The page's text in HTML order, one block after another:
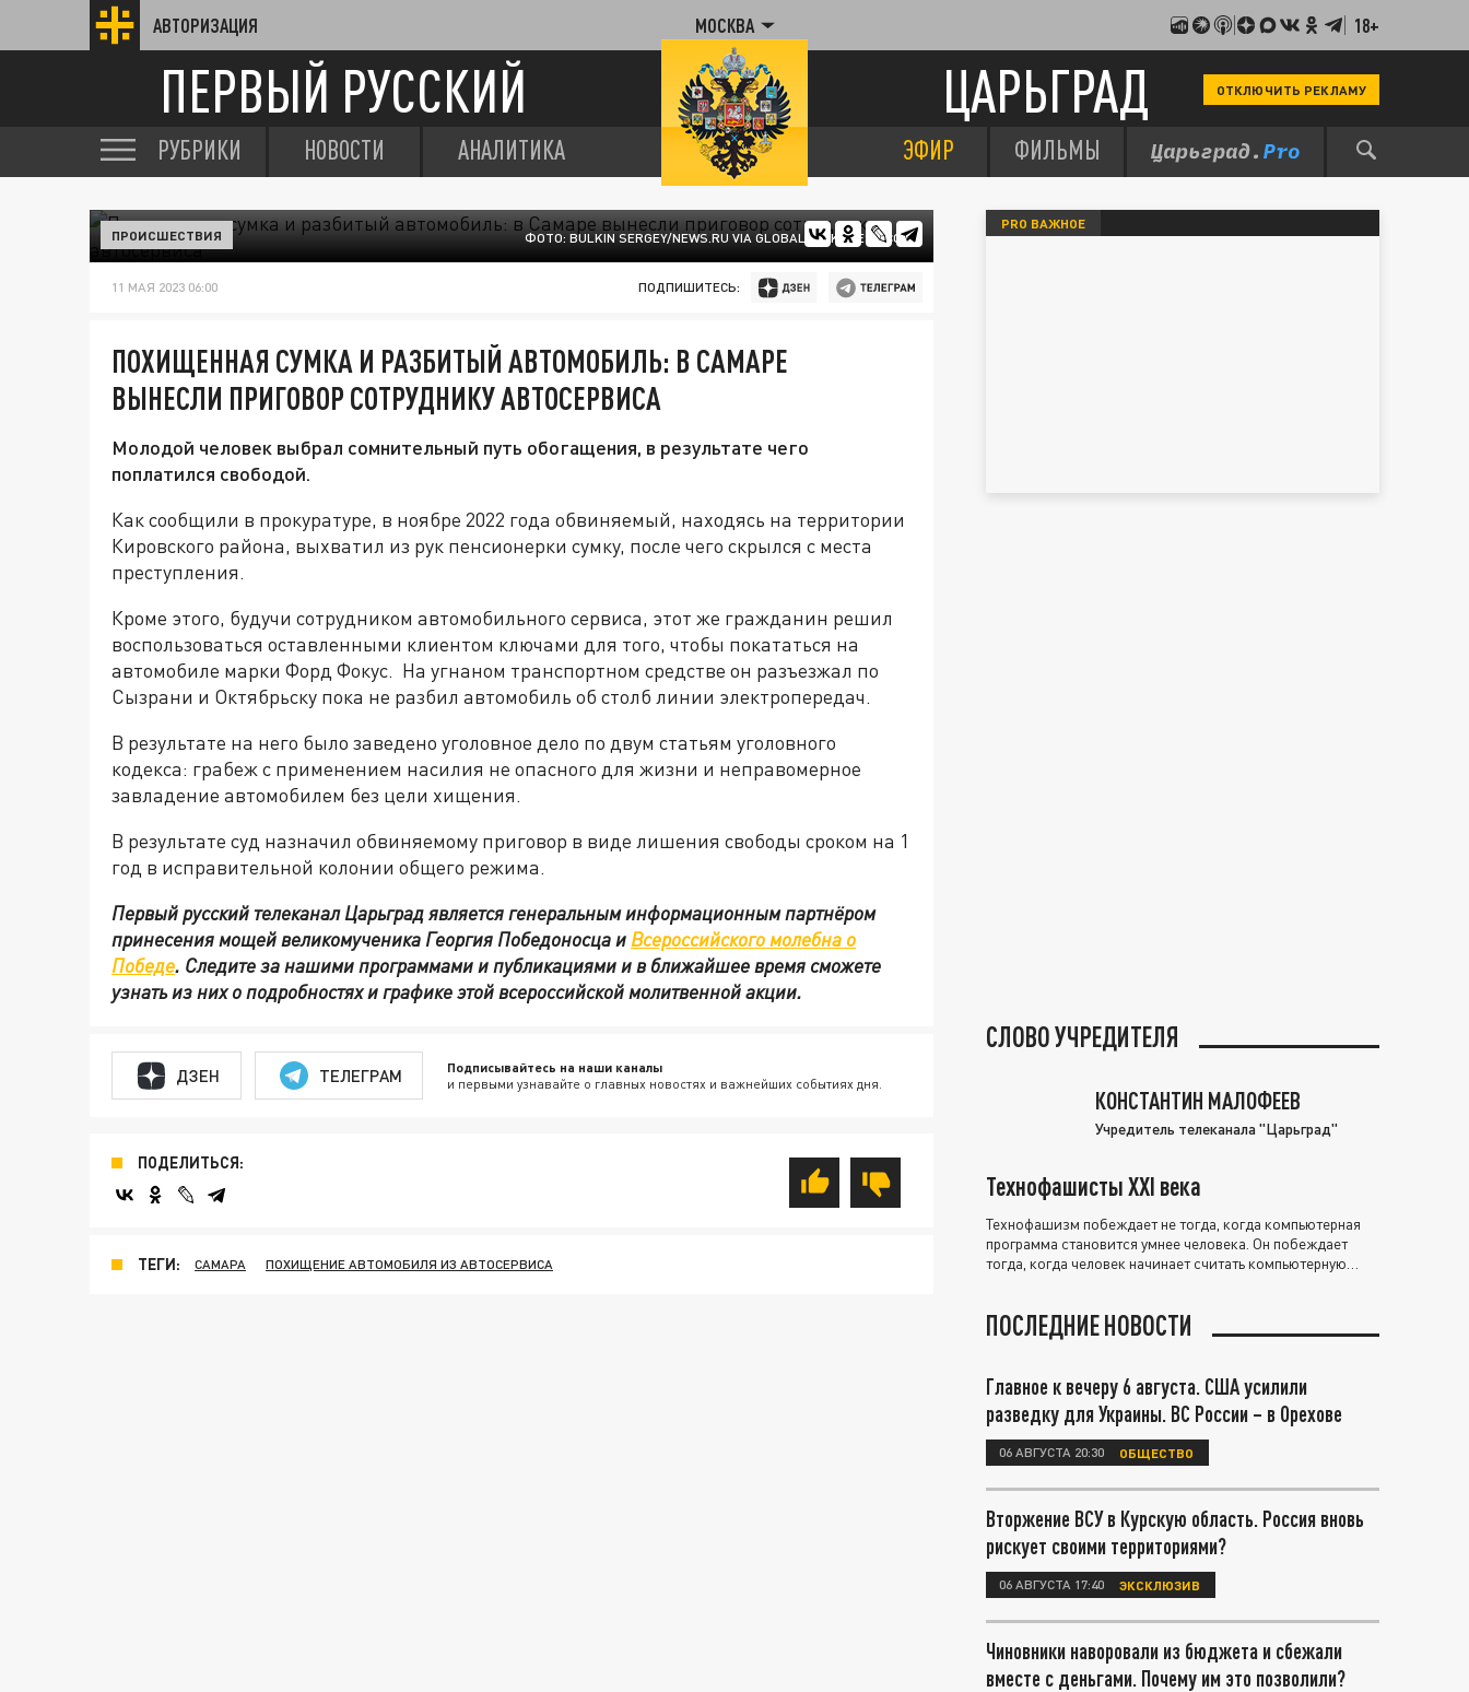
АВТОРИЗАЦИЯ МОСКВА 18+
ПЕРВЫЙ РУССКИЙ ЦАРЬГРАД ОТКЛЮЧИТЬ РЕКЛАМУ
РУБРИКИ НОВОСТИ АНАЛИТИКА ЭФИР ФИЛЬМЫ
ФОТО: BULKIN SERGEY/NEWS.RU VIA GLOBALLOOKPRESS.COM
ПРОИСШЕСТВИЯ
11 МАЯ 2023 06:00 ПОДПИШИТЕСЬ:
ПОХИЩЕННАЯ СУМКА И РАЗБИТЫЙ АВТОМОБИЛЬ: В САМАРЕ
ВЫНЕСЛИ ПРИГОВОР СОТРУДНИКУ АВТОСЕРВИСА
Молодой человек выбрал сомнительный путь обогащения, в результате чего
поплатился свободой.
Как сообщили в прокуратуре, в ноябре 2022 года обвиняемый, находясь на территории
Кировского района, выхватил из рук пенсионерки сумку, после чего скрылся с места
преступления.
Кроме этого, будучи сотрудником автомобильного сервиса, этот же гражданин решил
воспользоваться оставленными клиентом ключами для того, чтобы покататься на
автомобиле марки Форд Фокус. На угнаном транспортном средстве он разъезжал по
Сызрани и Октябрьску пока не разбил автомобиль об столб линии электропередач.
В результате на него было заведено уголовное дело по двум статьям уголовного
кодекса: грабеж с применением насилия не опасного для жизни и неправомерное
завладение автомобилем без цели хищения.
В результате суд назначил обвиняемому приговор в виде лишения свободы сроком на 1
год в исправительной колонии общего режима.
Первый русский телеканал Царьград является генеральным информационным партнёром
принесения мощей великомученика Георгия Победоносца и Всероссийского молебна о
Победе. Следите за нашими программами и публикациями и в ближайшее время сможете
узнать из них о подробностях и графике этой всероссийской молитвенной акции.
ДЗЕН ТЕЛЕГРАМ Подписывайтесь на наши каналы
и первыми узнавайте о главных новостях и важнейших событиях дня.
ПОДЕЛИТЬСЯ:
ТЕГИ: САМАРА ПОХИЩЕНИЕ АВТОМОБИЛЯ ИЗ АВТОСЕРВИСА
PRO ВАЖНОЕ
СЛОВО УЧРЕДИТЕЛЯ
КОНСТАНТИН МАЛОФЕЕВ
Учредитель телеканала "Царьград"
Технофашисты XXI века
Технофашизм побеждает не тогда, когда компьютерная
программа становится умнее человека. Он побеждает
тогда, когда человек начинает считать компьютерную
ПОСЛЕДНИЕ НОВОСТИ
Главное к вечеру 6 августа. США усилили
разведку для Украины. ВС России – в Орехове
06 АВГУСТА 20:30 ОБЩЕСТВО
Вторжение ВСУ в Курскую область. Россия вновь
рискует своими территориями?
06 АВГУСТА 17:40 ЭКСКЛЮЗИВ
Чиновники наворовали из бюджета и сбежали
вместе с деньгами. Почему им это позволили?